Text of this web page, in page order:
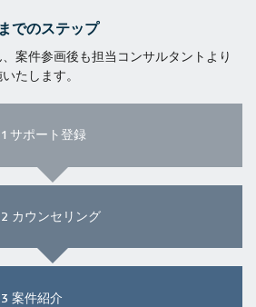
でのステップ
案件参画後も担当コンサルタントより
たします。
サポート登録
カウンセリング
案件紹介